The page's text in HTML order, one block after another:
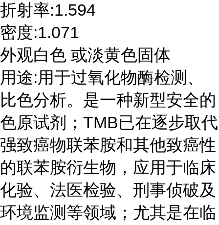
折射率:1.594
密度:1.071
外观白色 或淡黄色固体
用途:用于过氧化物酶检测、
比色分析。是一种新型安全的
色原试剂；TMB已在逐步取代
强致癌物联苯胺和其他致癌性
的联苯胺衍生物，应用于临床
化验、法医检验、刑事侦破及
环境监测等领域；尤其是在临